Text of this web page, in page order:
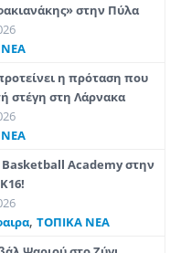
στην Πύλα
η πρόταση που
στέγη στη Λάρνακα
Academy στην
, ΤΟΠΙΚΑ ΝΕΑ